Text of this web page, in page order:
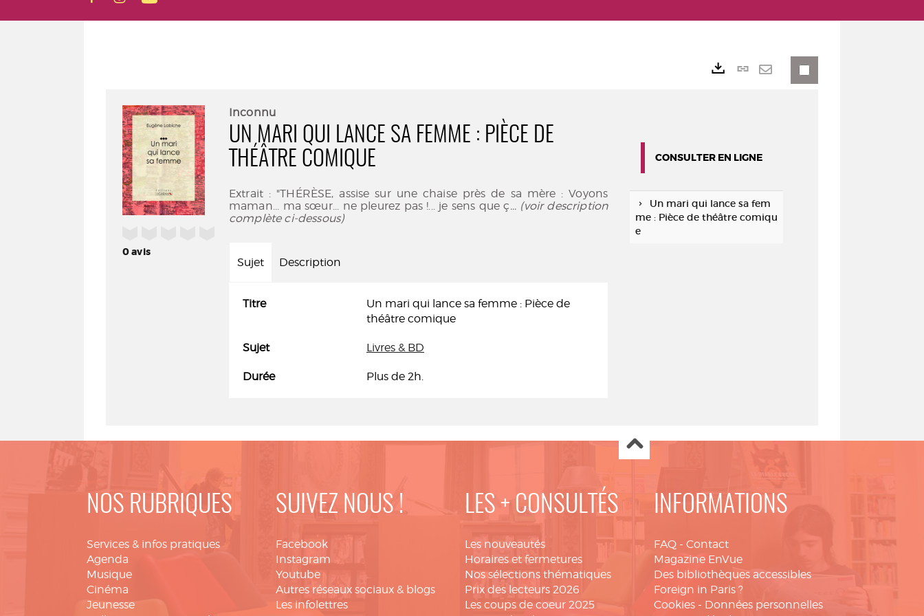
0avis
Inconnu
UN MARI QUI LANCE SA FEMME : PIÈCE DE
THÉÂTRE COMIQUE
Extrait : "THÉRÈSE, assise sur une chaise près de sa mère : Voyons
maman... ma sœur... ne pleurez pas !... je sens que ç... (voir description
complète ci-dessous)
Sujet Description
Titre
Un mari qui lance sa femme : Pièce de
théâtre comique
Sujet Livres & BD
Durée Plus de 2h.
Lien
CONSULTER EN LIGNE
Un mari qui lance sa fem
me : Pièce de théâtre comiqu
e
NOS RUBRIQUES
Services & infos pratiques
Agenda
Musique
Cinéma
Jeunesse
SUIVEZ NOUS !
Facebook
Instagram
Youtube
Autres réseaux sociaux & blogs
Les infolettres
LES + CONSULTÉS
Les nouveautés
Horaires et fermetures
Nos sélections thématiques
Prix des lecteurs 2026
Les coups de coeur 2025
INFORMATIONS
FAQ - Contact
Magazine EnVue
Des bibliothèques accessibles
Foreign in Paris ?
Cookies - Données personnelles